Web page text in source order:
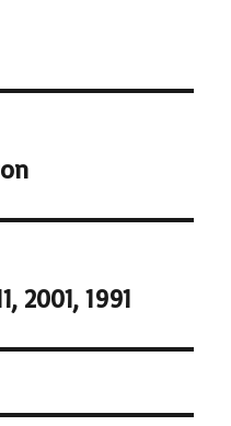
2001, 1991